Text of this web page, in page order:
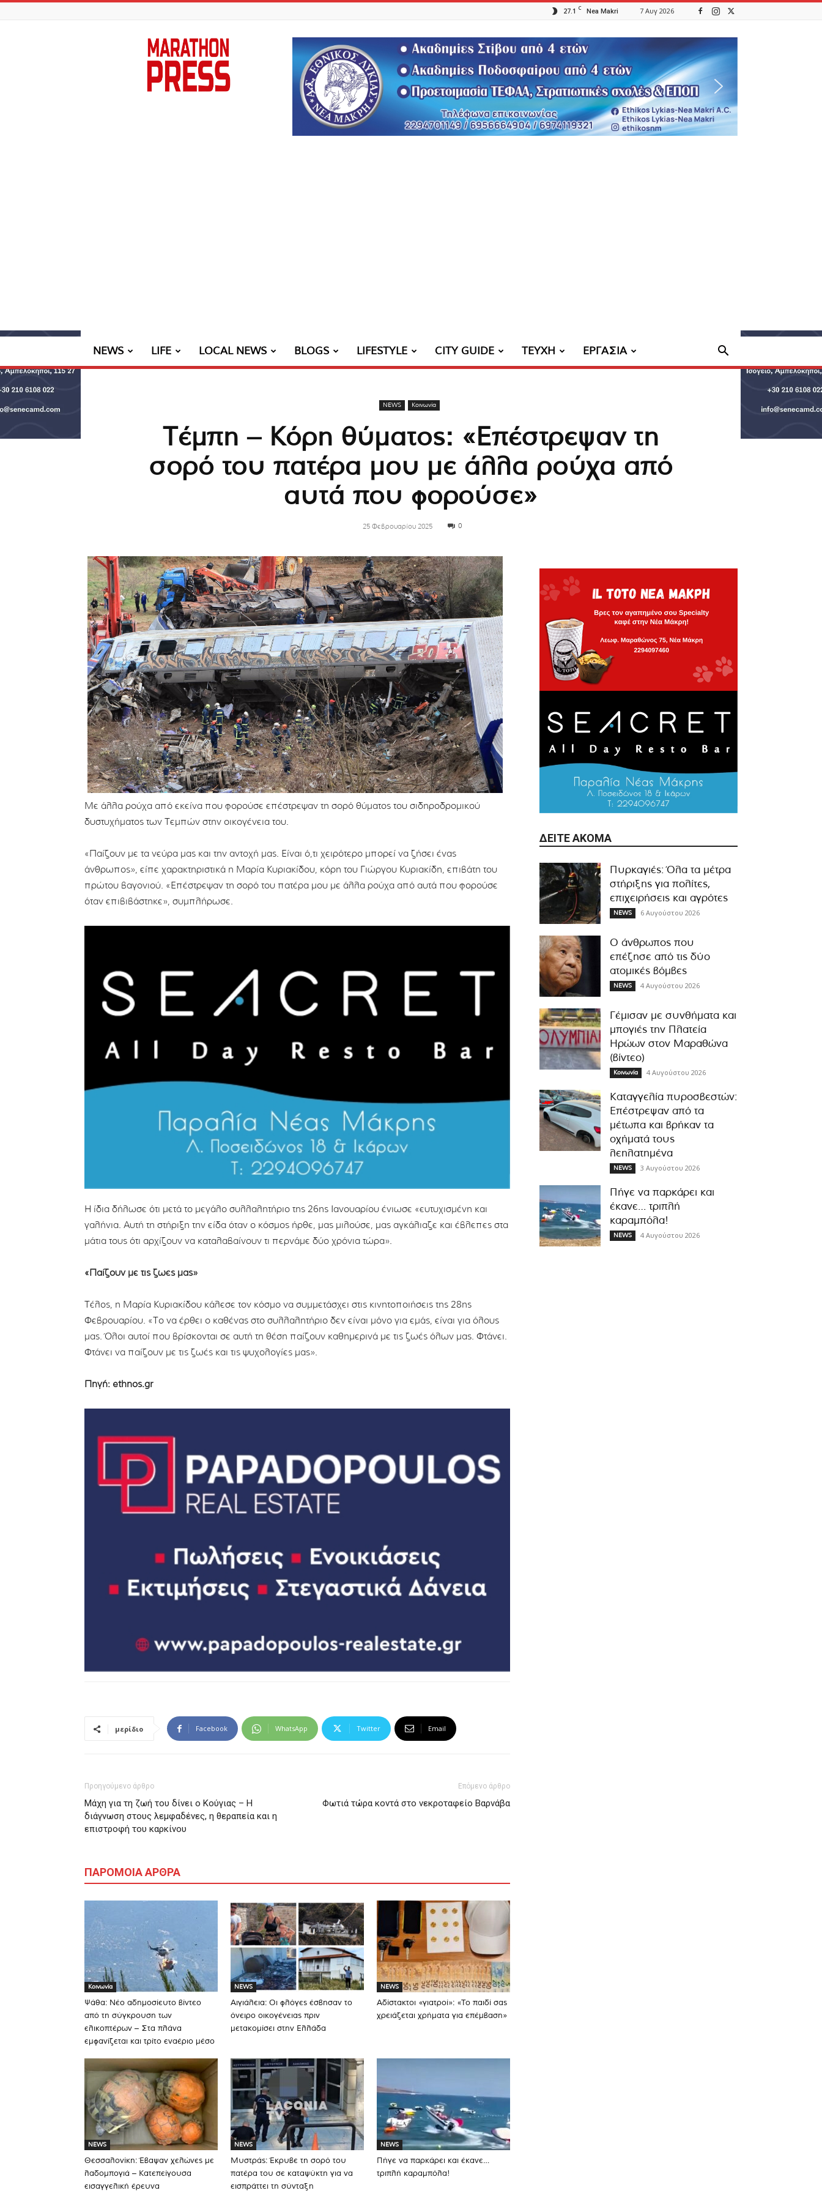
27.1 C Nea Makri 7 Αυγ 2026
Marathon
Press
NEWS LIFE LOCAL NEWS BLOGS LIFESTYLE CITY GUIDE ΤΕΥΧΗ ΕΡΓΑΣΙΑ
NEWS Κοινωνία
Τέμπη – Κόρη θύματος: «Επέστρεψαν τη
σορό του πατέρα μου με άλλα ρούχα από
αυτά που φορούσε»
25 Φεβρουαρίου 2025 0
Με άλλα ρούχα από εκείνα που φορούσε επέστρεψαν τη σορό θύματος του σιδηροδρομικού
δυστυχήματος των Τεμπών στην οικογένεια του.
«Παίζουν με τα νεύρα μας και την αντοχή μας. Είναι ό,τι χειρότερο μπορεί να ζήσει ένας
άνθρωπος», είπε χαρακτηριστικά η Μαρία Κυριακίδου, κόρη του Γιώργου Κυριακίδη, επιβάτη του
πρώτου βαγονιού. «Επέστρεψαν τη σορό του πατέρα μου με άλλα ρούχα από αυτά που φορούσε
όταν επιβιβάστηκε», συμπλήρωσε.
Η ίδια δήλωσε ότι μετά το μεγάλο συλλαλητήριο της 26ης Ιανουαρίου ένιωσε «ευτυχισμένη και
γαλήνια. Αυτή τη στήριξη την είδα όταν ο κόσμος ήρθε, μας μιλούσε, μας αγκάλιαζε και έβλεπες στα
μάτια τους ότι αρχίζουν να καταλαβαίνουν τι περνάμε δύο χρόνια τώρα».
«Παίζουν με τις ζωές μας»
Τέλος, η Μαρία Κυριακίδου κάλεσε τον κόσμο να συμμετάσχει στις κινητοποιήσεις της 28ης
Φεβρουαρίου. «Το να έρθει ο καθένας στο συλλαλητήριο δεν είναι μόνο για εμάς, είναι για όλους
μας. Όλοι αυτοί που βρίσκονται σε αυτή τη θέση παίζουν καθημερινά με τις ζωές όλων μας. Φτάνει.
Φτάνει να παίζουν με τις ζωές και τις ψυχολογίες μας».
Πηγή: ethnos.gr
μερίδιο Facebook WhatsApp Twitter Email
Προηγούμενο άρθρο
Μάχη για τη ζωή του δίνει ο Κούγιας – Η
διάγνωση στους λεμφαδένες, η θεραπεία και η
επιστροφή του καρκίνου
Επόμενο άρθρο
Φωτιά τώρα κοντά στο νεκροταφείο Βαρνάβα
ΠΑΡΟΜΟΙΑ ΑΡΘΡΑ
Κοινωνία
Ψάθα: Νέο αδημοσίευτο βίντεο
από τη σύγκρουση των
ελικοπτέρων – Στα πλάνα
εμφανίζεται και τρίτο εναέριο μέσο
NEWS
Αιγιάλεια: Οι φλόγες έσβησαν το
όνειρο οικογένειας πριν
μετακομίσει στην Ελλάδα
NEWS
Αδίστακτοι «γιατροί»: «Το παιδί σας
χρειάζεται χρήματα για επέμβαση»
NEWS
Θεσσαλονίκη: Έβαψαν χελώνες με
λαδομπογιά – Κατεπείγουσα
εισαγγελική έρευνα
NEWS
Μυστράς: Έκρυβε τη σορό του
πατέρα του σε καταψύκτη για να
εισπράττει τη σύνταξη
NEWS
Πήγε να παρκάρει και έκανε…
τριπλή καραμπόλα!
ΔΕΊΤΕ ΑΚΌΜΑ
Πυρκαγιές: Όλα τα μέτρα
στήριξης για πολίτες,
επιχειρήσεις και αγρότες
NEWS 6 Αυγούστου 2026
Ο άνθρωπος που
επέζησε από τις δύο
ατομικές βόμβες
NEWS 4 Αυγούστου 2026
Γέμισαν με συνθήματα και
μπογιές την Πλατεία
Ηρώων στον Μαραθώνα
(βίντεο)
Κοινωνία 4 Αυγούστου 2026
Καταγγελία πυροσβεστών:
Επέστρεψαν από τα
μέτωπα και βρήκαν τα
οχήματά τους
λεηλατημένα
NEWS 3 Αυγούστου 2026
Πήγε να παρκάρει και
έκανε… τριπλή
καραμπόλα!
NEWS 4 Αυγούστου 2026